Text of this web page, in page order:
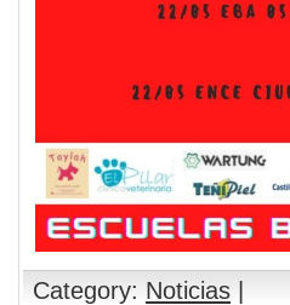
Category: Noticias